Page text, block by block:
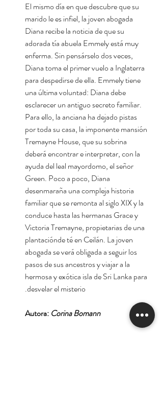
El mismo día en que descubre que su
marido le es infiel, la joven abogada
Diana recibe la noticia de que su
adorada tía abuela Emmely está muy
enferma. Sin pensárselo dos veces,
Diana toma el primer vuelo a Inglaterra
para despedirse de ella. Emmely tiene
una última voluntad: Diana debe
esclarecer un antiguo secreto familiar.
Para ello, la anciana ha dejado pistas
por toda su casa, la imponente mansión
Tremayne House, que su sobrina
deberá encontrar e interpretar, con la
ayuda del leal mayordomo, el señor
Green. Poco a poco, Diana
desenmaraña una compleja historia
familiar que se remonta al siglo XIX y la
conduce hasta las hermanas Grace y
Victoria Tremayne, propietarias de una
plantaciónde té en Ceilán. La joven
abogada se verá obligada a seguir los
pasos de sus ancestros y viajar a la
hermosa y exótica isla de Sri Lanka para
desvelar el misterio.
Autora: Corina Bomann